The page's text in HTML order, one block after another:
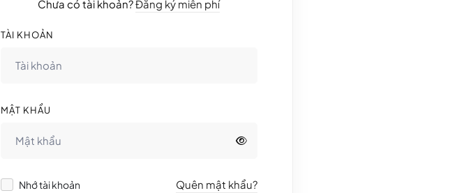
Chưa có tài khoản?Đăng ký miễn phí
TÀI KHOẢN
MẬT KHẨU
Nhớ tài khoản Quên mật khẩu?